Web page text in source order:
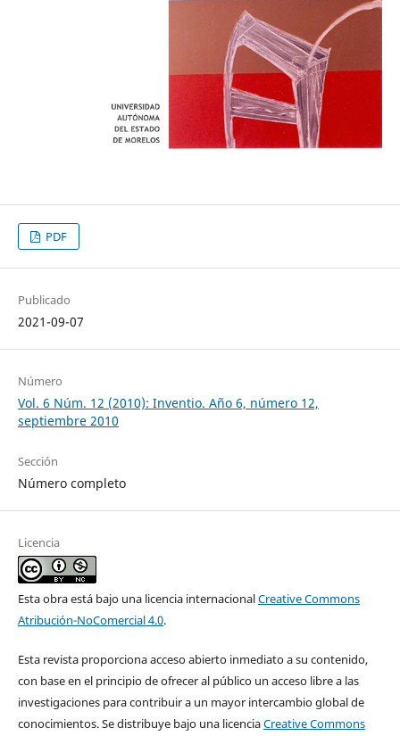
PDF
Publicado
2021-09-07
Número
Vol. 6 Núm. 12 (2010): Inventio. Año 6, número 12,
septiembre 2010
Sección
Número completo
Licencia
Esta obra está bajo una licencia internacionalCreative Commons
Atribución-NoComercial 4.0.
Esta revista proporciona acceso abierto inmediato a su contenido,
con base en el principio de ofrecer al público un acceso libre a las
investigaciones para contribuir a un mayor intercambio global de
conocimientos. Se distribuye bajo una licenciaCreative Commons